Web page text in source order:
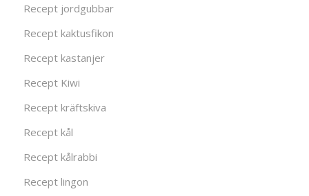
Recept jordgubbar
Recept kaktusfikon
Recept kastanjer
Recept Kiwi
Recept kräftskiva
Recept kål
Recept kålrabbi
Recept lingon